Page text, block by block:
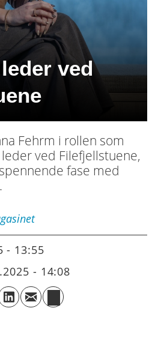
ved
Fehrm i rollen som
ved Filefjellstuene,
fase med
- 13:55
- 14:08